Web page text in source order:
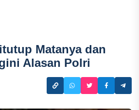
Matanya dan
Alasan Polri